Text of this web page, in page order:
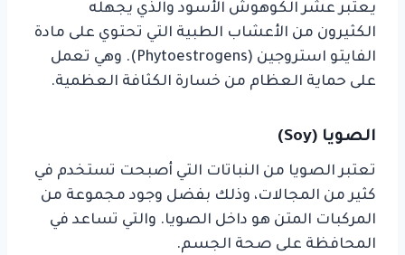
يعتبر عشر الكوهوش الأسود والذي يجهله
الكثيرون من الأعشاب الطبية التي تحتوي على مادة
الفايتو استروجين (Phytoestrogens). وهي تعمل
على حماية العظام من خسارة الكثافة العظمية.
الصويا (Soy)
تعتبر الصويا من النباتات التي أصبحت تستخدم في
كثير من المجالات، وذلك بفضل وجود مجموعة من
المركبات المتن هو داخل الصويا. والتي تساعد في
المحافظة على صحة الجسم.